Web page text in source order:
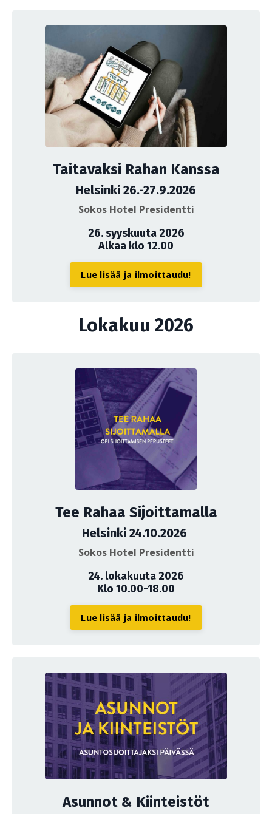
Taitavaksi Rahan Kanssa
Helsinki 26.-27.9.2026
Sokos Hotel Presidentti
26. syyskuuta 2026
Alkaa klo 12.00
Lue lisää ja ilmoittaudu!
Lokakuu 2026
Tee Rahaa Sijoittamalla
Helsinki 24.10.2026
Sokos Hotel Presidentti
24. lokakuuta 2026
Klo 10.00-18.00
Lue lisää ja ilmoittaudu!
Asunnot & Kiinteistöt